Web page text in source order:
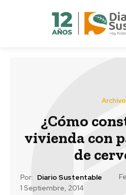
Archivo
¿Cómo
vivienda con
de
Por: Diario Sustentable
1 Septiembre, 2014